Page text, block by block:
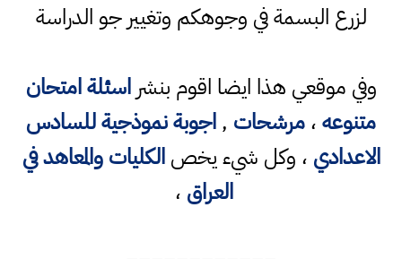
لزرع البسمة في وجوهكم وتغيير جو الدراسة
وفي موقعي هذا ايضا اقوم بنشراسئلة امتحان
متنوعه،مرشحات ,اجوبة نموذجية للسادس
الاعدادي ، وكل شيء يخصالكليات والمعاهد في
العراق ،